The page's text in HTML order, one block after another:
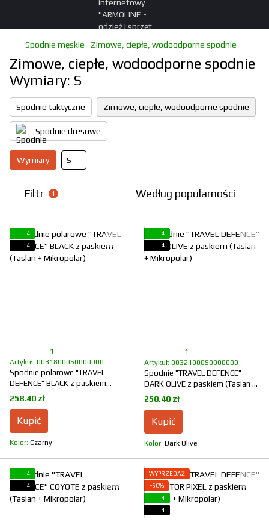
Spodnie męskie Zimowe, ciepłe, wodoodporne spodnie
Zimowe, ciepłe, wodoodporne spodnie
Wymiary: S
Spodnie taktyczne Zimowe, ciepłe, wodoodporne spodnie
Spodnie dresowe
Wymiary S
Filtr 1 Według popularności
4
4
1
Artykuł: 00318000S0000000
Spodnie polarowe "TRAVEL
DEFENCE" BLACK z paskiem
(Taslan + Mikropolar)
258.40 zł
Kupić
Kolor Czarny
4
4
1
Artykuł: 00321000S0000000
Spodnie "TRAVEL DEFENCE"
DARK OLIVE z paskiem (Taslan +
Mikropolar)
258.40 zł
Kupić
Kolor Dark Olive
4
4
WYPRZEDAŻ
−60%
4
4